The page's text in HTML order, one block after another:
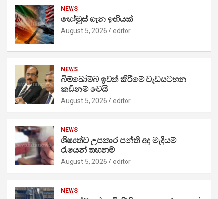
NEWS
හෝමුස් ගැන ඉඟියක්
August 5, 2026 editor
NEWS
බිම්බෝම්බ ඉවත් කිරීමේ වැඩසටහන
කඩිනම් වෙයි
August 5, 2026 editor
NEWS
ශිෂ්‍යත්ව උපකාර පන්ති අද මැදියම්
රැයෙන් තහනම්
August 5, 2026 editor
NEWS